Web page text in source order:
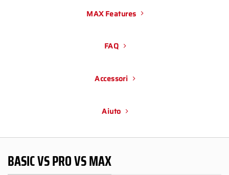
MAX Features
FAQ
Accessori
Aiuto
BASIC VS PRO VS MAX